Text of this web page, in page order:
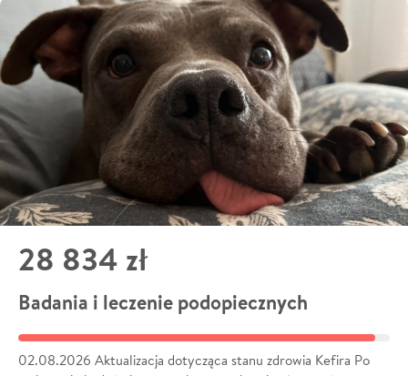
28 834 zł
Badania i leczenie podopiecznych
02.08.2026 Aktualizacja dotycząca stanu zdrowia Kefira Po